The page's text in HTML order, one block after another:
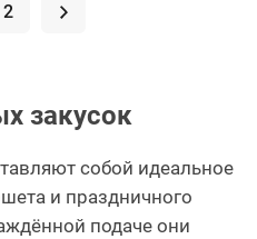
2 .
закусок
собой идеальное
и праздничного
подаче они